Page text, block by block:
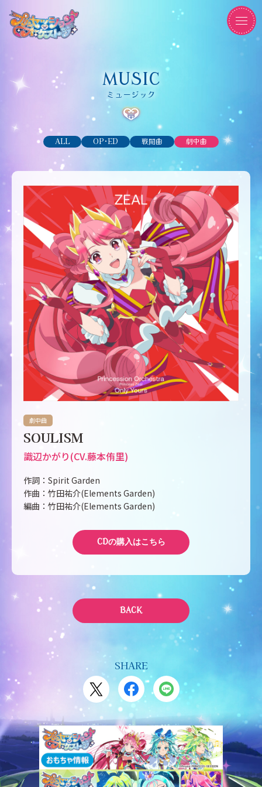
MUSIC
ミュージック
ALL OP･ED 戦闘曲 劇中曲
劇中曲
SOULISM
識辺かがり(CV.藤本侑里)
作詞：Spirit Garden
作曲：竹田祐介(Elements Garden)
編曲：竹田祐介(Elements Garden)
CDの購入はこちら
BACK
SHARE